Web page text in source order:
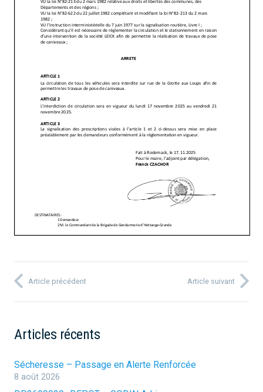
Article précédent Article suivant
Articles récents
Sécheresse – Passage en Alerte Renforcée
8 août 2026